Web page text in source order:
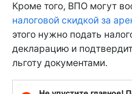
Кроме того, ВПО могут
налоговой скидкой за
этого нужно подать
декларацию и
льготу документами.